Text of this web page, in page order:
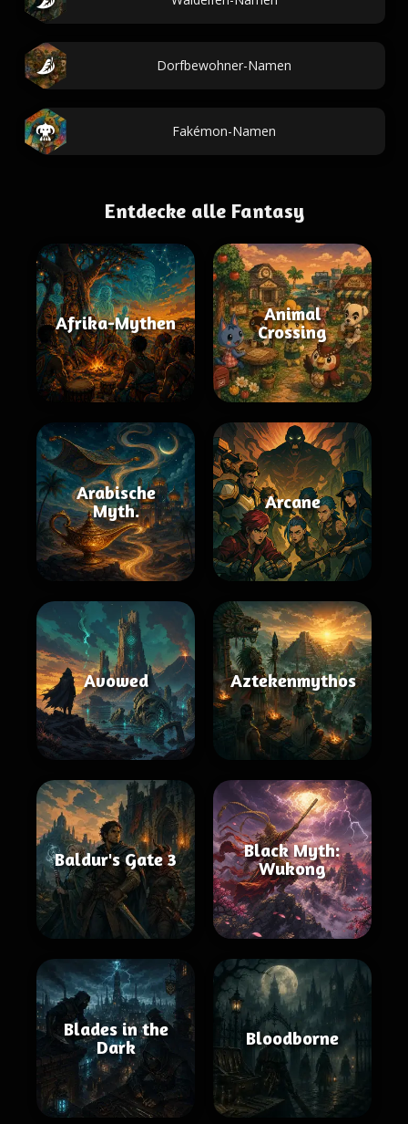
Dorfbewohner-Namen
Fakémon-Namen
Entdecke alle Fantasy
Afrika-Mythen
Animal
Crossing
Arabische
Myth.
Arcane
Avowed Aztekenmythos
Baldur's Gate 3
Black Myth:
Wukong
Blades in the
Dark
Bloodborne